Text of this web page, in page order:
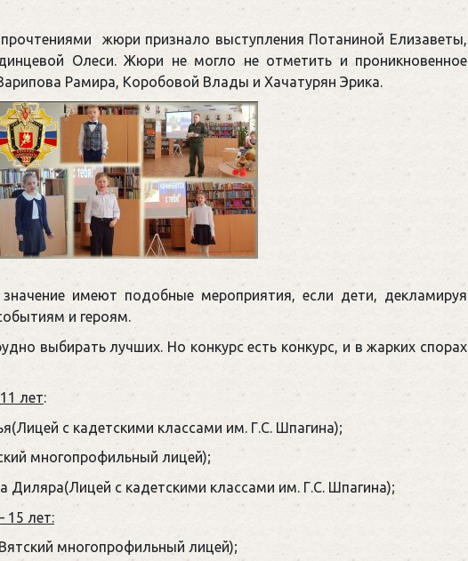
жюри признало выступления Потаниной Елизаветы,
Олеси. Жюри не могло не отметить и проникновенное
Рамира, Коробовой Влады и Хачатурян Эрика.
значение имеют подобные мероприятия, если дети, декламируя
и героям.
выбирать лучших. Но конкурс есть конкурс, и в жарких спорах
лет:
с кадетскими классами им. Г.С. Шпагина);
многопрофильный лицей);
Диляра(Лицей с кадетскими классами им. Г.С. Шпагина);
15 лет:
многопрофильный лицей);